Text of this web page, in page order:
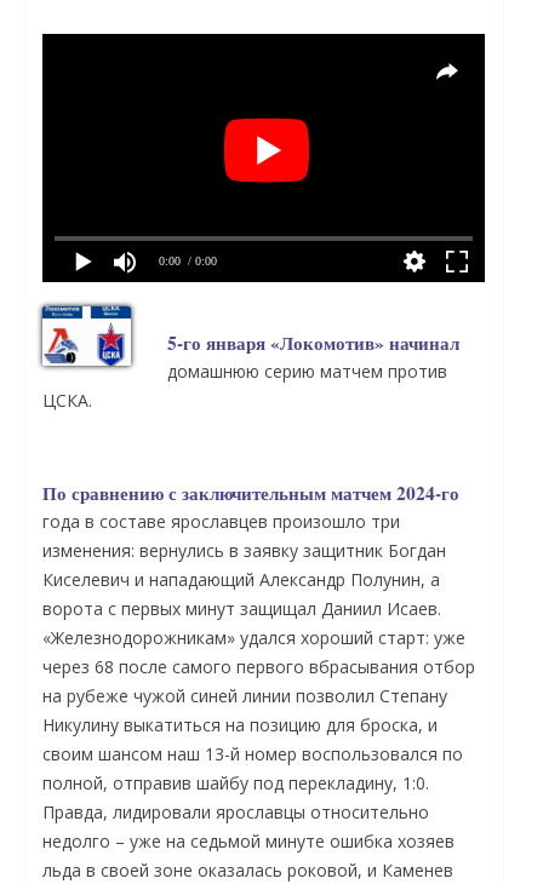
0:00 / 0:00
5-го января «Локомотив» начинал
домашнюю серию матчем против
ЦСКА.
По сравнению с заключительным матчем 2024-го
года в составе ярославцев произошло три
изменения: вернулись в заявку защитник Богдан
Киселевич и нападающий Александр Полунин, а
ворота с первых минут защищал Даниил Исаев.
«Железнодорожникам» удался хороший старт: уже
через 68 после самого первого вбрасывания отбор
на рубеже чужой синей линии позволил Степану
Никулину выкатиться на позицию для броска, и
своим шансом наш 13-й номер воспользовался по
полной, отправив шайбу под перекладину, 1:0.
Правда, лидировали ярославцы относительно
недолго – уже на седьмой минуте ошибка хозяев
льда в своей зоне оказалась роковой, и Каменев